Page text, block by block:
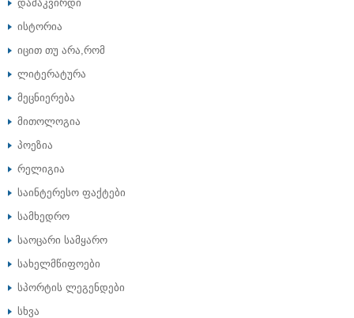
დამაკვირდი
ისტორია
იცით თუ არა,რომ
ლიტერატურა
მეცნიერება
მითოლოგია
პოეზია
რელიგია
საინტერესო ფაქტები
სამხედრო
საოცარი სამყარო
სახელმწიფოები
სპორტის ლეგენდები
სხვა